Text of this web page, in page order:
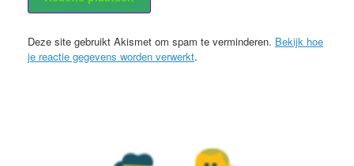
Deze site gebruikt Akismet om spam te verminderen. Bekijk hoe
je reactie gegevens worden verwerkt.